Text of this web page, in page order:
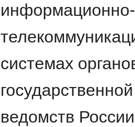
информационно-
системах
ведомств